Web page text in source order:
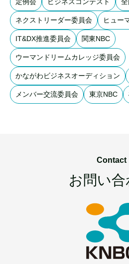
ネクストリーダー委員会 ヒュー
IT&DX推進委員会 関東NBC
ウーマンドリームカレッジ委員会
かながわビジネスオーディション
メンバー交流委員会 東京NBC
Contact
お問い合